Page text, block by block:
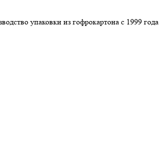
упаковки из гофрокартона с 1999 года